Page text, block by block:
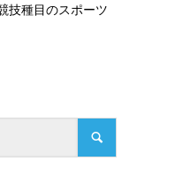
技種目のスポーツ